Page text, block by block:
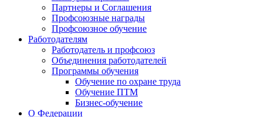
Партнеры и Соглашения
Профсоюзные награды
Профсоюзное обучение
Работодателям
Работодатель и профсоюз
Объединения работодателей
Программы обучения
Обучение по охране труда
Обучение ПТМ
Бизнес-обучение
О Федерации